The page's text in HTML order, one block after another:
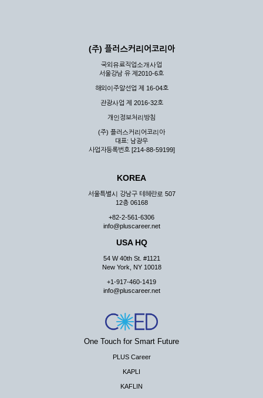
(주) 플러스커리어코리아
국외유료직업소개사업
서울강남 유 제2010-6호
해외이주알선업 제 16-04호
관광사업 제 2016-32호
개인정보처리방침
(주) 플러스커리어코리아
대표: 남광우
사업자등록번호 [214-88-59199]
KOREA
서울특별시 강남구 테헤란로 507
12층 06168
+82-2-561-6306
info@pluscareer.net
USA HQ
54 W 40th St. #1121
New York, NY 10018
+1-917-460-1419
info@pluscareer.net
One Touch for Smart Future
PLUS Career
KAPLI
KAFLIN